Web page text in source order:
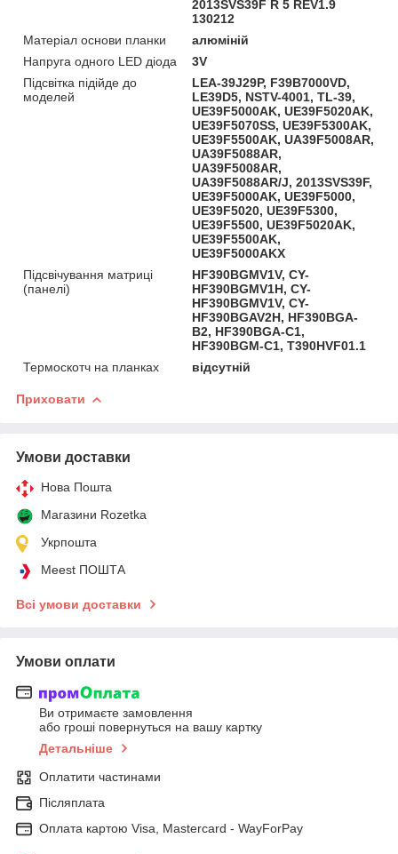
2013SVS39F R 5 REV1.9
130212
Матеріал основи планки
алюміній
Напруга одного LED діода
3V
Підсвітка підійде до
моделей
LEA-39J29P, F39B7000VD,
LE39D5, NSTV-4001, TL-39,
UE39F5000AK, UE39F5020AK,
UE39F5070SS, UE39F5300AK,
UE39F5500AK, UA39F5008AR,
UA39F5088AR,
UA39F5008AR,
UA39F5088AR/J, 2013SVS39F,
UE39F5000AK, UE39F5000,
UE39F5020, UE39F5300,
UE39F5500, UE39F5020AK,
UE39F5500AK,
UE39F5000AKX
Підсвічування матриці
(панелі)
HF390BGMV1V, CY-
HF390BGMV1H, CY-
HF390BGMV1V, CY-
HF390BGAV2H, HF390BGA-
B2, HF390BGA-C1,
HF390BGM-C1, T390HVF01.1
Термоскотч на планках
відсутній
Приховати
Умови доставки
Нова Пошта
Магазини Rozetka
Укрпошта
Meest ПОШТА
Всі умови доставки
Умови оплати
Ви отримаєте замовлення
або гроші повернуться на вашу картку
Детальніше
Оплатити частинами
Післяплата
Оплата картою Visa, Mastercard - WayForPay